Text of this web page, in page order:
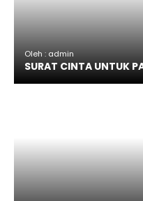
Oleh : admin
SURAT CINTA UNTUK